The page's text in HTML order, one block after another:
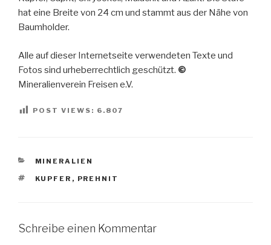
hat eine Breite von 24 cm und stammt aus der Nähe von
Baumholder.
Alle auf dieser Internetseite verwendeten Texte und
Fotos sind urheberrechtlich geschützt. ©
Mineralienverein Freisen e.V.
POST VIEWS: 6.807
KATEGORIEN
MINERALIEN
SCHLAGWÖRTER
KUPFER , PREHNIT
Schreibe einen Kommentar